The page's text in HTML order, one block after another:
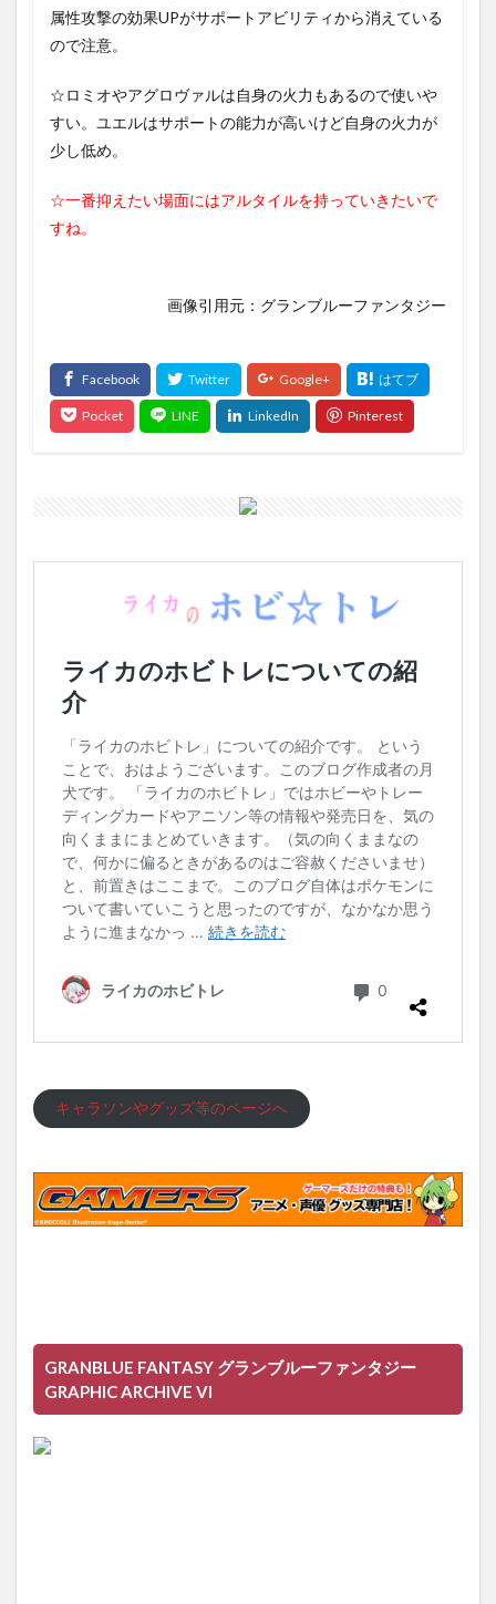
属性攻撃の効果UPがサポートアビリティから消えている
ので注意。
☆ロミオやアグロヴァルは自身の火力もあるので使いや
すい。ユエルはサポートの能力が高いけど自身の火力が
少し低め。
☆一番抑えたい場面にはアルタイルを持っていきたいで
すね。
画像引用元：グランブルーファンタジー
キャラソンやグッズ等のページへ
GRANBLUE FANTASY グランブルーファンタジー
GRAPHIC ARCHIVE VI